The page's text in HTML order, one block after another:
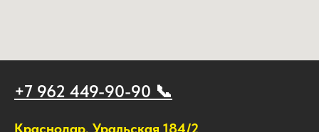
+7 962 449-90-90 📞
Краснодар, Уральская 184/2